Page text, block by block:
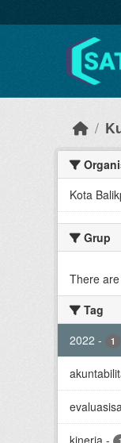
Kota
Grup
There
Tag
2022 - 1
kinerja -